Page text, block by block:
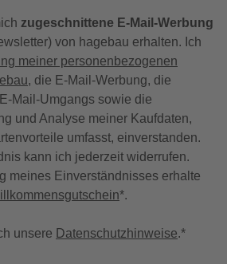
zugeschnittene E-Mail-Werbung
von hagebau erhalten. Ich
meiner personenbezogenen
, die E-Mail-Werbung, die
Mail-Umgangs sowie die
und Analyse meiner Kaufdaten,
umfasst, einverstanden.
kann ich jederzeit widerrufen.
meines Einverständnisses erhalte
*.
unsere Datenschutzhinweise.